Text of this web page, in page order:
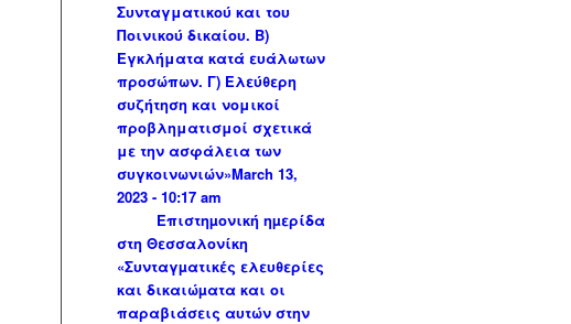
Συνταγματικού και του
Ποινικού δικαίου. Β)
Εγκλήματα κατά ευάλωτων
προσώπων. Γ) Ελεύθερη
συζήτηση και νομικοί
προβληματισμοί σχετικά
με την ασφάλεια των
συγκοινωνιών»March 13,
2023 - 10:17 am
Επιστηµονική ηµερίδα
στη Θεσσαλονίκη
«Συνταγµατικές ελευθερίες
και δικαιώµατα και οι
παραβιάσεις αυτών στην